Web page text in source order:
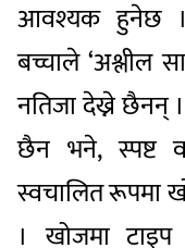
आवश्यक हुनेछ ।
बच्चाले ‘अश्लील
नतिजा देख्ने छैनन्
छैन भने, स्पष्ट
स्वचालित रूपमा
। खोजमा टाइप